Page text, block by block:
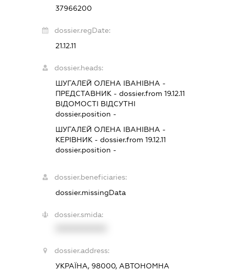
37966200
dossier.regDate:
21.12.11
dossier.heads:
ШУГАЛЕЙ ОЛЕНА ІВАНІВНА -
ПРЕДСТАВНИК - dossier.from 19.12.11
ВІДОМОСТІ ВІДСУТНІ
dossier.position -
ШУГАЛЕЙ ОЛЕНА ІВАНІВНА -
КЕРІВНИК - dossier.from 19.12.11
dossier.position -
dossier.beneficiaries:
dossier.missingData
dossier.smida:
dossier.address:
УКРАЇНА, 98000, АВТОНОМНА